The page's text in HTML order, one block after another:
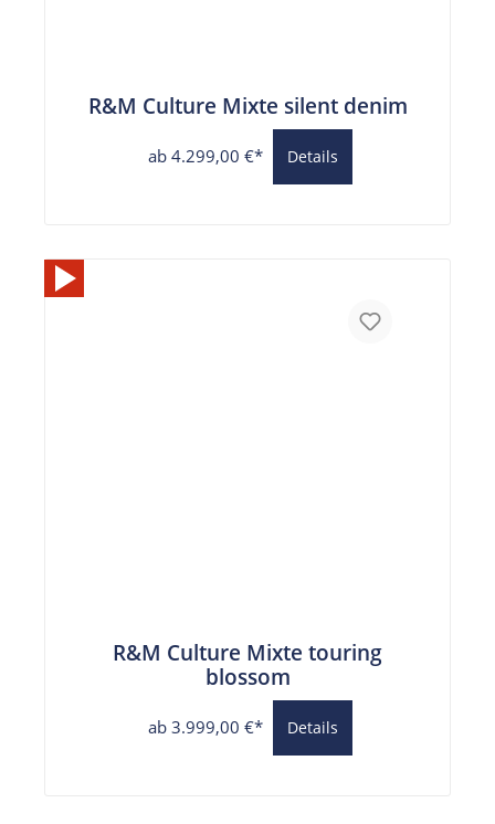
R&M Culture Mixte silent denim
ab 4.299,00 €* Details
R&M Culture Mixte touring
blossom
ab 3.999,00 €* Details